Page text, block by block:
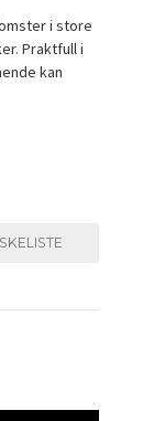
i store
Praktfull i
kan